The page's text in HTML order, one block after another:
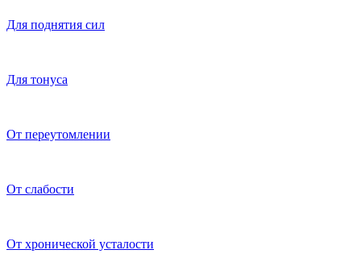
Для поднятия сил
Для тонуса
От переутомлении
От слабости
От хронической усталости